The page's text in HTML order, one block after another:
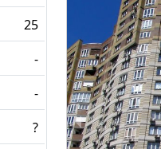
25
-
-
?